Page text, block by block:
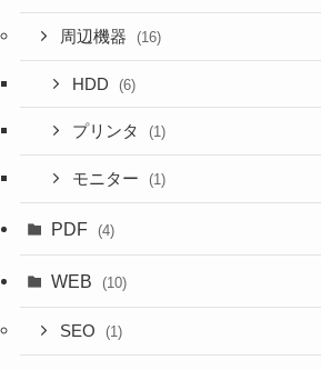
周辺機器 (16)
HDD (6)
プリンタ (1)
モニター (1)
PDF (4)
WEB (10)
SEO (1)